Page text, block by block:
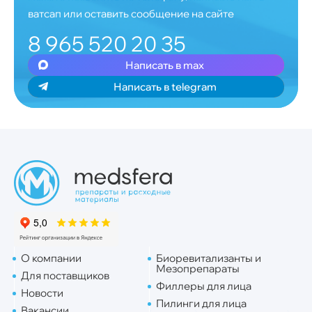
ватсап или оставить сообщение на сайте
8 965 520 20 35
Написать в max
Написать в telegram
О компании
Для поставщиков
Новости
Биоревитализанты и
Мезопрепараты
Филлеры для лица
Пилинги для лица